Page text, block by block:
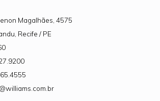
Magalhães, 4575
Recife / PE